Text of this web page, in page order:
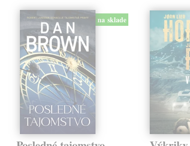
na sklade